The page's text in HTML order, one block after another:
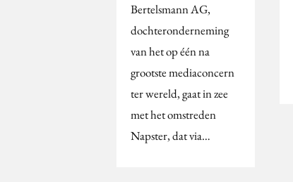
Bertelsmann AG,
dochteronderneming
van het op één na
grootste mediaconcern
ter wereld, gaat in zee
met het omstreden
Napster, dat via…